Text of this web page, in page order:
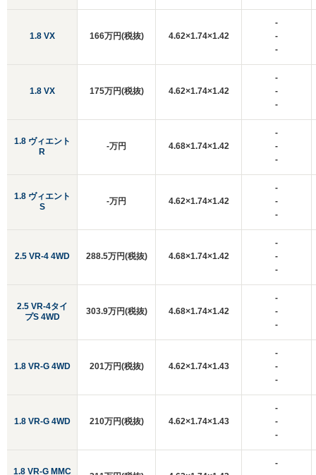
1.8 VX
1.8 VX
1.8 ヴィエント
R
1.8 ヴィエント
S
2.5 VR-4 4WD
2.5 VR-4タイ
プS 4WD
1.8 VR-G 4WD
1.8 VR-G 4WD
1.8 VR-G MMC
166万円(税抜) 4.62×1.74×1.42
-
-
-
175万円(税抜) 4.62×1.74×1.42
-
-
-
-万円 4.68×1.74×1.42
-
-
-
-万円 4.62×1.74×1.42
-
-
-
288.5万円(税抜) 4.68×1.74×1.42
-
-
-
303.9万円(税抜) 4.68×1.74×1.42
-
-
-
201万円(税抜) 4.62×1.74×1.43
-
-
-
210万円(税抜) 4.62×1.74×1.43
-
-
-
-